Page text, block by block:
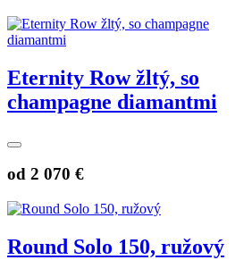
Eternity Row žltý, so
champagne diamantmi
od 2 070 €
Round Solo 150, ružový